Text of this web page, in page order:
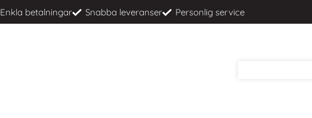
Enkla betalningar Snabba leveranser Personlig service